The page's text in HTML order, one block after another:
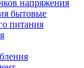
напряжения
бытовые
питания